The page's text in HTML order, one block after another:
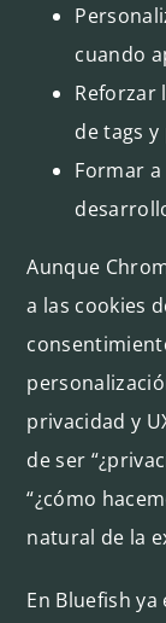
cuando
Reforzar
de tags
Formar
Aunque
a las cookies
privacidad y
de ser
“¿cómo
natural de la
En Bluefish